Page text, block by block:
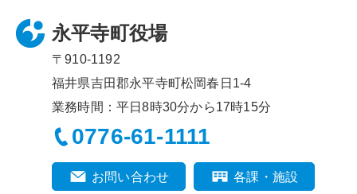
永平寺町役場
〒910-1192
福井県吉田郡永平寺町松岡春日1-4
業務時間：平日8時30分から17時15分
0776-61-1111
お問い合わせ 各課・施設